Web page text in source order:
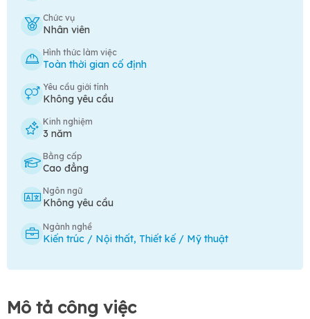
Chức vụ
Nhân viên
Hình thức làm việc
Toàn thời gian cố định
Yêu cầu giới tính
Không yêu cầu
Kinh nghiệm
3 năm
Bằng cấp
Cao đẳng
Ngôn ngữ
Không yêu cầu
Ngành nghề
Kiến trúc / Nội thất, Thiết kế / Mỹ thuật
Mô tả công việc